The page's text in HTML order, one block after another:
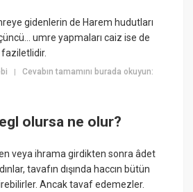
gidenlerin de Harem hudutları
umre yapmaları caiz ise de
|Cevabın tamamını burada okuyun:
olursa ne olur?
veya ihrama girdikten sonra âdet
tavafın dışında haccın bütün
Ancak tavaf edemezler.